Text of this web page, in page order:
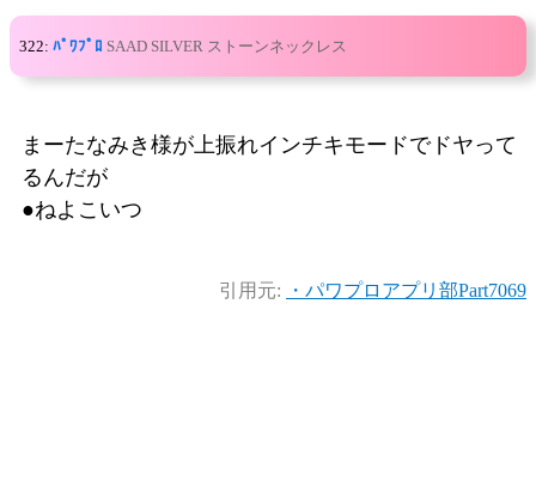
322: ﾊﾟﾜﾌﾟﾛ SAAD SILVER ストーンネックレス
まーたなみき様が上振れインチキモードでドヤって
るんだが
●ねよこいつ
引用元: ・パワプロアプリ部Part7069